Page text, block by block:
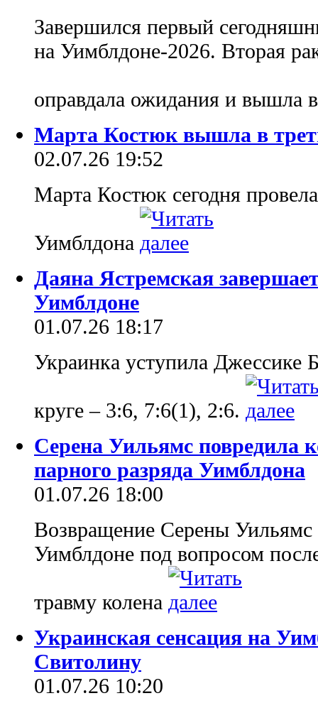
Завершился первый
на Уимблдоне-2026. Вторая
оправдала ожидания и вышла
Марта Костюк вышла в
02.07.26 19:52
Марта Костюк сегодня
Уимблдона
Даяна Ястремская
Уимблдоне
01.07.26 18:17
Украинка уступила Джессике
круге – 3:6, 7:6(1), 2:6.
Серена Уильямс повредила
парного разряда Уимблдона
01.07.26 18:00
Возвращение Серены Уильямс
Уимблдоне под вопросом
травму колена
Украинская сенсация на
Свитолину
01.07.26 10:20